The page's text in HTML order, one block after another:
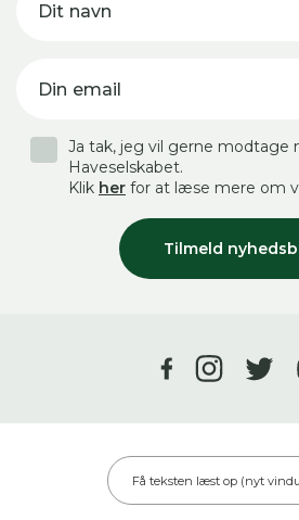
Dit navn
Din email
Tilmeld
Ja tak, jeg vil gerne modtage
Haveselskabet.
Klik her for at læse mere om
Få teksten læst op (nyt